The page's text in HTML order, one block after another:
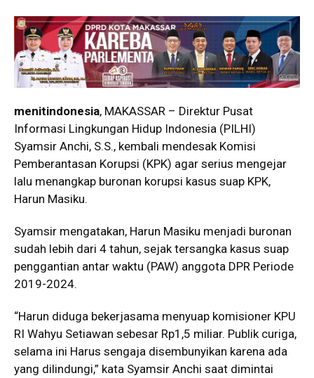
menitindonesia, MAKASSAR – Direktur Pusat
Informasi Lingkungan Hidup Indonesia (PILHI)
Syamsir Anchi, S.S., kembali mendesak Komisi
Pemberantasan Korupsi (KPK) agar serius mengejar
lalu menangkap buronan korupsi kasus suap KPK,
Harun Masiku.
Syamsir mengatakan, Harun Masiku menjadi buronan
sudah lebih dari 4 tahun, sejak tersangka kasus suap
penggantian antar waktu (PAW) anggota DPR Periode
2019-2024.
“Harun diduga bekerjasama menyuap komisioner KPU
RI Wahyu Setiawan sebesar Rp1,5 miliar. Publik curiga,
selama ini Harus sengaja disembunyikan karena ada
yang dilindungi,” kata Syamsir Anchi saat dimintai